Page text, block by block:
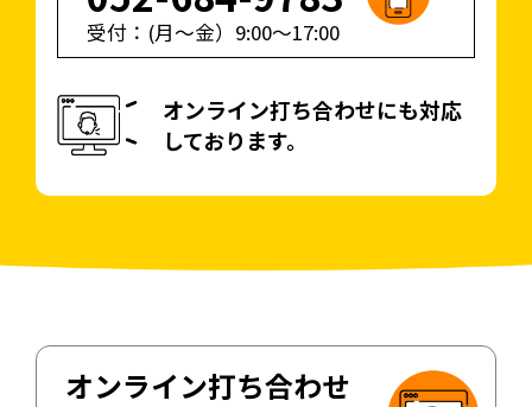
受付：(月〜金） 9:00〜17:00
オンライン打ち合わせにも対応
しております。
オンライン打ち合わせ